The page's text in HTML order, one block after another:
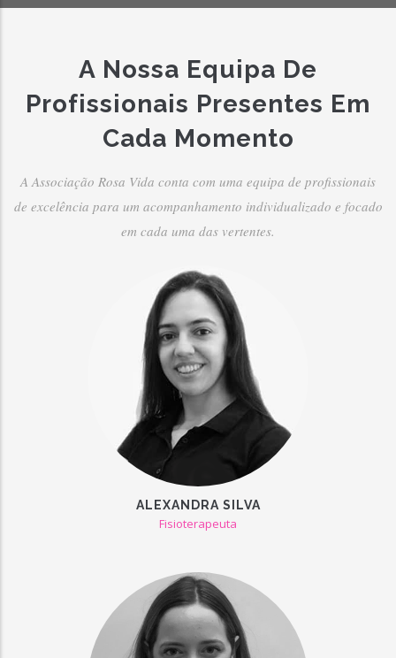
A Nossa Equipa De
Profissionais Presentes Em
Cada Momento
A Associação Rosa Vida conta com uma equipa de profissionais
de excelência para um acompanhamento individualizado e focado
em cada uma das vertentes.
ALEXANDRA SILVA
Fisioterapeuta